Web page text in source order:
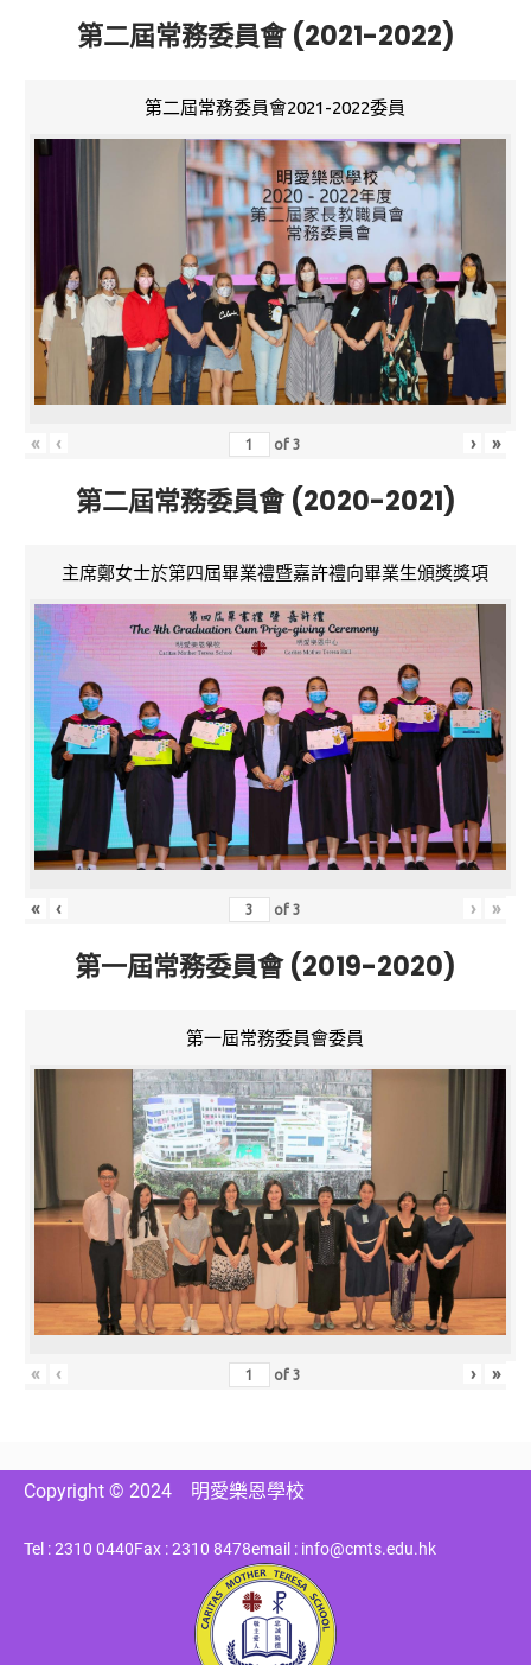
第二屆常務委員會 (2021-2022)
第二屆常務委員會2021-2022委員
« ‹ of3 › »
第二屆常務委員會 (2020-2021)
主席鄭女士於第四屆畢業禮暨嘉許禮向畢業生頒獎獎項
« ‹ of3 › »
第一屆常務委員會 (2019-2020)
第一屆常務委員會委員
« ‹ of3 › »
Copyright © 2024 明愛樂恩學校
Tel : 2310 0440Fax : 2310 8478email : info@cmts.edu.hk